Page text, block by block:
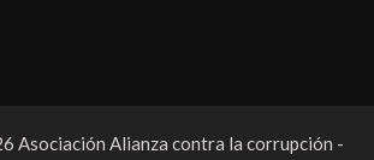
Asociación Alianza contra la corrupción -